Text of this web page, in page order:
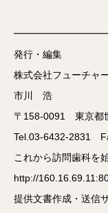
発行・編集
株式会社フューチャ
市川 浩
〒158-0091 東京都
Tel.03-6432-2831
これから訪問歯科を
http://
提供文書作成・送信